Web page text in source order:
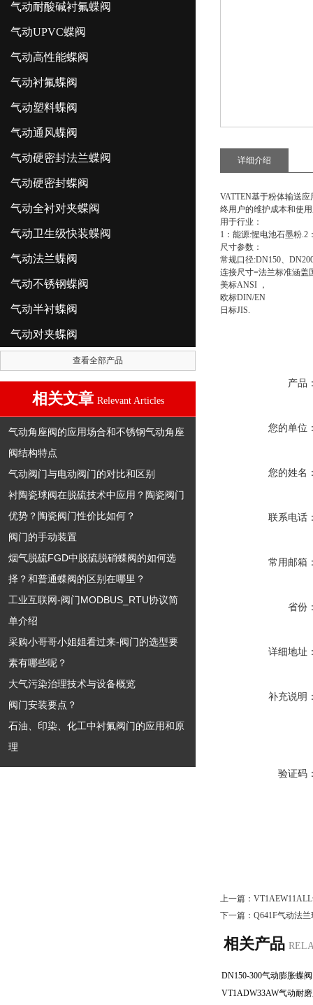
气动耐酸碱衬氟蝶阀
气动UPVC蝶阀
气动高性能蝶阀
气动衬氟蝶阀
气动塑料蝶阀
气动通风蝶阀
气动硬密封法兰蝶阀
气动硬密封蝶阀
气动全衬对夹蝶阀
气动卫生级快装蝶阀
气动法兰蝶阀
气动不锈钢蝶阀
气动半衬蝶阀
气动对夹蝶阀
查看全部产品
相关文章 Relevant Articles
气动角座阀的应用场合和不锈钢气动角座
阀结构特点
气动阀门与电动阀门的对比和区别
衬陶瓷球阀在脱硫技术中应用？陶瓷阀门
优势？陶瓷阀门性价比如何？
阀门的手动装置
烟气脱硫FGD中脱硫脱硝蝶阀的如何选
择？和普通蝶阀的区别在哪里？
工业互联网-阀门MODBUS_RTU协议简
单介绍
采购小哥哥小姐姐看过来-阀门的选型要
素有哪些呢？
大气污染治理技术与设备概览
阀门安装要点？
石油、印染、化工中衬氟阀门的应用和原
理
详细介绍
VATTEN基于粉体输送
终用户的维护成本和使
用于行业：
1：能源:惺电池石墨粉.2
尺寸参数：
常规口径:DN150、
连接尺寸=法兰标准涵盖
美标ANSI ，
欧标DIN/EN
日标JIS.
产品
您的单位
您的姓名
联系电话
常用邮箱
省份
详细地址
补充说明
验证码
上一篇：
下一篇： Q641F气动法
相关产品